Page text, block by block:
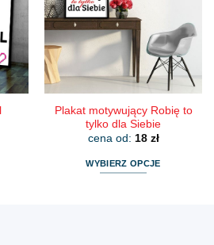
można
wybrać
na
stronie
produktu
Plakat motywujący Robię to
tylko dla Siebie
cena od: 18 zł
WYBIERZ OPCJE